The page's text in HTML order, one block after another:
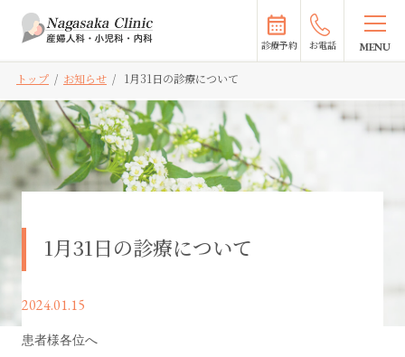
診療予約 お電話
トップ / お知らせ / 1月31日の診療について
1月31日の診療について
2024.01.15
患者様各位へ